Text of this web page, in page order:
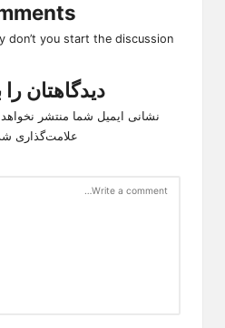
don’t you start the discussion?
دیدگاهتان
نشانی ایمیل شما منتشر
علامت‌گذاری